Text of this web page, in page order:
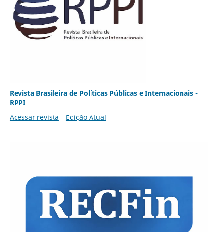
Revista Brasileira de Políticas Públicas e Internacionais -
RPPI
Acessar revista
Edição Atual